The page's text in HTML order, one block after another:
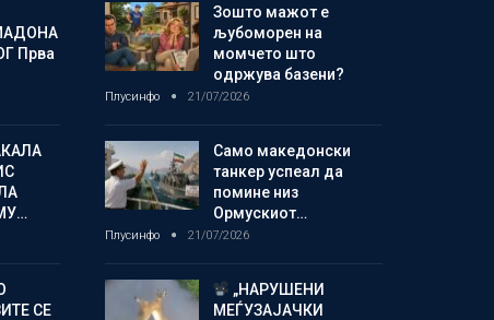
Прва
СЕ
Зошто мажот е
љубоморен на
момчето што
одржува базени?
Плусинфо 21/07/2026
Само македонски
танкер успеал да
помине низ
Ормускиот…
Плусинфо 21/07/2026
„НАРУШЕНИ
МЕЃУЗАЈАЧКИ